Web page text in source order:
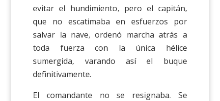
evitar el hundimiento, pero el capitán,
que no escatimaba en esfuerzos por
salvar la nave, ordenó marcha atrás a
toda fuerza con la única hélice
sumergida, varando así el buque
definitivamente.
El comandante no se resignaba. Se